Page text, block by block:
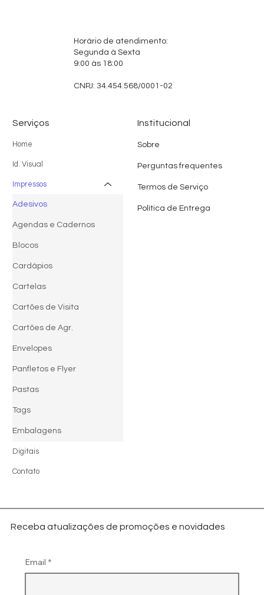
Horário de atendimento:
Segunda à Sexta
9:00 às 18:00
CNPJ: 34.454.568/0001-02
Serviços
Home
Id. Visual
Impressos
Adesivos
Agendas e Cadernos
Blocos
Cardápios
Cartelas
Cartões de Visita
Cartões de Agr.
Envelopes
Panfletos e Flyer
Pastas
Tags
Embalagens
Digitais
Contato
Institucional
Sobre
Perguntas frequentes
Termos de Serviço
Política de Entrega
Receba atualizações de promoções e novidades
Email *